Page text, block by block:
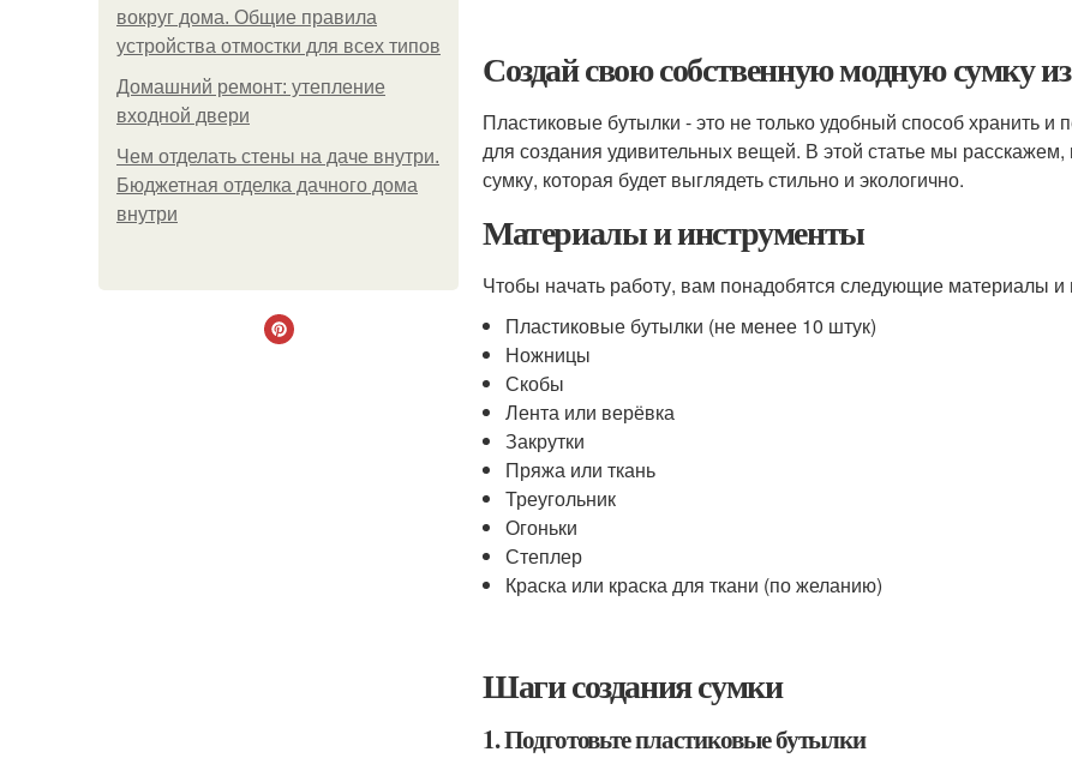
вокруг дома. Общие правила
устройства отмостки для всех типов
Домашний ремонт: утепление
входной двери
Чем отделать стены на даче внутри.
Бюджетная отделка дачного дома
внутри
Создай свою собственную модную сумку
Пластиковые бутылки - это не только удобный способ хранить
для создания удивительных вещей. В этой статье мы
сумку, которая будет выглядеть стильно и экологично.
Материалы и инструменты
Чтобы начать работу, вам понадобятся следующие материалы и
Пластиковые бутылки (не менее 10 штук)
Ножницы
Скобы
Лента или верёвка
Закрутки
Пряжа или ткань
Треугольник
Огоньки
Степлер
Краска или краска для ткани (по желанию)
Шаги создания сумки
1. Подготовьте пластиковые бутылки